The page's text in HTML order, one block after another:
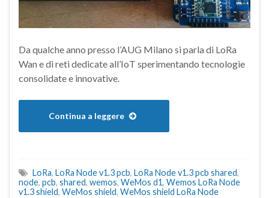
Da qualche anno presso l’AUG Milano si parla di LoRa
Wan e di reti dedicate all’IoT sperimentando tecnologie
consolidate e innovative.
Continua a leggere
LoRa, LoRa Node v1.3 pcb, LoRa Node v1.3 pcb shared,
node, pcb, shared, wemos, WeMos d1, Wemos LoRa Node
v1.3 shield, WeMos shield, WeMos shield LoRa Node